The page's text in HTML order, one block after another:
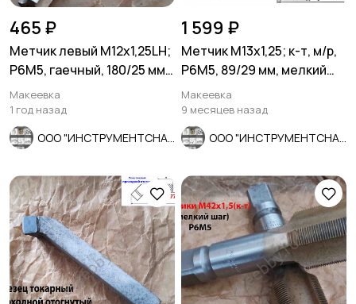
465 ₽
Метчик левый М12х1,25LH;
Р6М5, гаечный, 180/25 мм,
прямой хвостовик.
Макеевка
1 год назад
1 599 ₽
Метчик М13х1,25; к-т, м/р,
Р6М5, 89/29 мм, мелкий
шаг, ГОСТ 3266-81
Макеевка
9 месяцев назад